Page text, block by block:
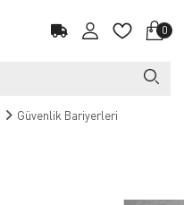
0
Güvenlik Bariyerleri